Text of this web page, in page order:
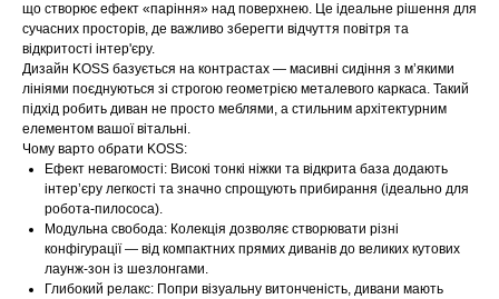
що створює ефект «паріння» над поверхнею. Це ідеальне рішення для
сучасних просторів, де важливо зберегти відчуття повітря та
відкритості інтер'єру.
Дизайн KOSS базується на контрастах — масивні сидіння з м’якими
лініями поєднуються зі строгою геометрією металевого каркаса. Такий
підхід робить диван не просто меблями, а стильним архітектурним
елементом вашої вітальні.
Чому варто обрати KOSS:
Ефект невагомості: Високі тонкі ніжки та відкрита база додають
інтер’єру легкості та значно спрощують прибирання (ідеально для
робота-пилососа).
Модульна свобода: Колекція дозволяє створювати різні
конфігурації — від компактних прямих диванів до великих кутових
лаунж-зон із шезлонгами.
Глибокий релакс: Попри візуальну витонченість, дивани мають